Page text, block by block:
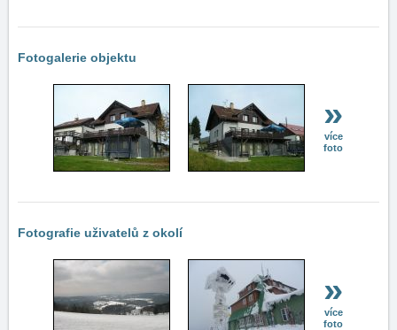
Fotogalerie objektu
»
více
foto
Fotografie uživatelů z okolí
»
více
foto